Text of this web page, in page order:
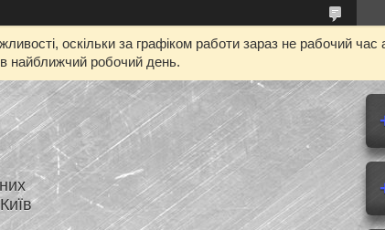
оскільки за графіком работи зараз не рабочий
найближчий робочий день.